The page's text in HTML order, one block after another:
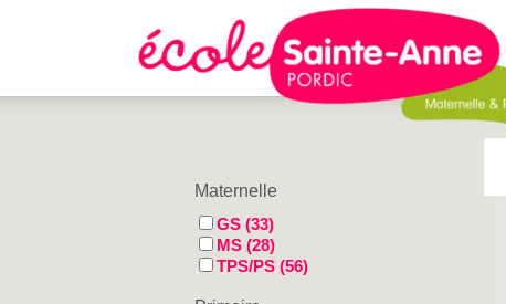
Maternelle
GS (33)
MS (28)
TPS/PS (56)